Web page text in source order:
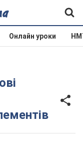
Онлайн уроки